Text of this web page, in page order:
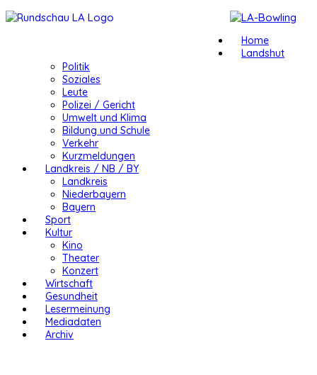
Home
Landshut
Politik
Soziales
Leute
Polizei / Gericht
Umwelt und Klima
Bildung und Schule
Verkehr
Kurzmeldungen
Landkreis / NB / BY
Landkreis
Niederbayern
Bayern
Sport
Kultur
Kino
Theater
Konzert
Wirtschaft
Gesundheit
Lesermeinung
Mediadaten
Archiv